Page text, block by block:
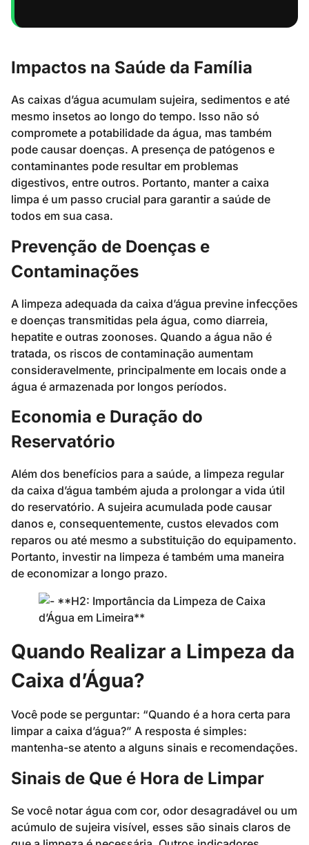
Impactos na Saúde da Família
As caixas d’água acumulam sujeira, sedimentos e até
mesmo insetos ao longo do tempo. Isso não só
compromete a potabilidade da água, mas também
pode causar doenças. A presença de patógenos e
contaminantes pode resultar em problemas
digestivos, entre outros. Portanto, manter a caixa
limpa é um passo crucial para garantir a saúde de
todos em sua casa.
Prevenção de Doenças e
Contaminações
A limpeza adequada da caixa d’água previne infecções
e doenças transmitidas pela água, como diarreia,
hepatite e outras zoonoses. Quando a água não é
tratada, os riscos de contaminação aumentam
consideravelmente, principalmente em locais onde a
água é armazenada por longos períodos.
Economia e Duração do
Reservatório
Além dos benefícios para a saúde, a limpeza regular
da caixa d’água também ajuda a prolongar a vida útil
do reservatório. A sujeira acumulada pode causar
danos e, consequentemente, custos elevados com
reparos ou até mesmo a substituição do equipamento.
Portanto, investir na limpeza é também uma maneira
de economizar a longo prazo.
Quando Realizar a Limpeza da
Caixa d’Água?
Você pode se perguntar: “Quando é a hora certa para
limpar a caixa d’água?” A resposta é simples:
mantenha-se atento a alguns sinais e recomendações.
Sinais de Que é Hora de Limpar
Se você notar água com cor, odor desagradável ou um
acúmulo de sujeira visível, esses são sinais claros de